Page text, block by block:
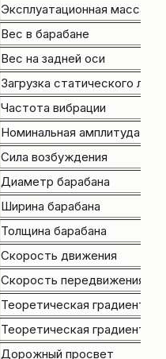
Эксплуатационная масса
Вес в барабане
Вес на задней оси
Загрузка статического
Частота вибрации
Номинальная амплитуда
Сила возбуждения
Диаметр барабана
Ширина барабана
Толщина барабана
Скорость движения
Скорость передвижения
Теоретическая
Теоретическая
Дорожный просвет